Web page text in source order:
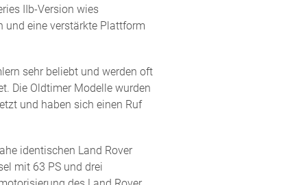
IIb-Version wies
eine verstärkte Plattform
sehr beliebt und werden oft
Die Oldtimer Modelle wurden
und haben sich einen Ruf
identischen Land Rover
mit 63 PS und drei